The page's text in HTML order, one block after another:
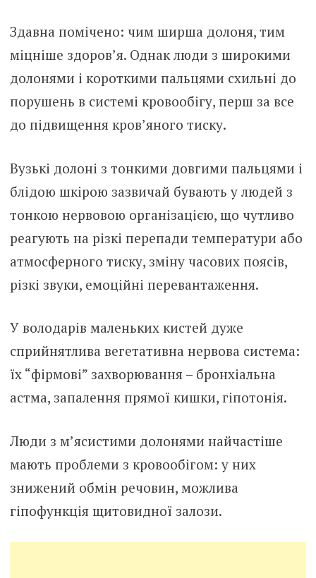
Здавна помічено: чим ширша долоня, тим
міцніше здоров’я. Однак люди з широкими
долонями і короткими пальцями схильні до
порушень в системі кровообігу, перш за все
до підвищення кров’яного тиску.
Вузькі долоні з тонкими довгими пальцями і
блідою шкірою зазвичай бувають у людей з
тонкою нервовою організацією, що чутливо
реагують на різкі перепади температури або
атмосферного тиску, зміну часових поясів,
різкі звуки, емоційні перевантаження.
У володарів маленьких кистей дуже
сприйнятлива вегетативна нервова система:
їх “фірмові” захворювання – бронхіальна
астма, запалення прямої кишки, гіпотонія.
Люди з м’ясистими долонями найчастіше
мають проблеми з кровообігом: у них
знижений обмін речовин, можлива
гіпофункція щитовидної залози.